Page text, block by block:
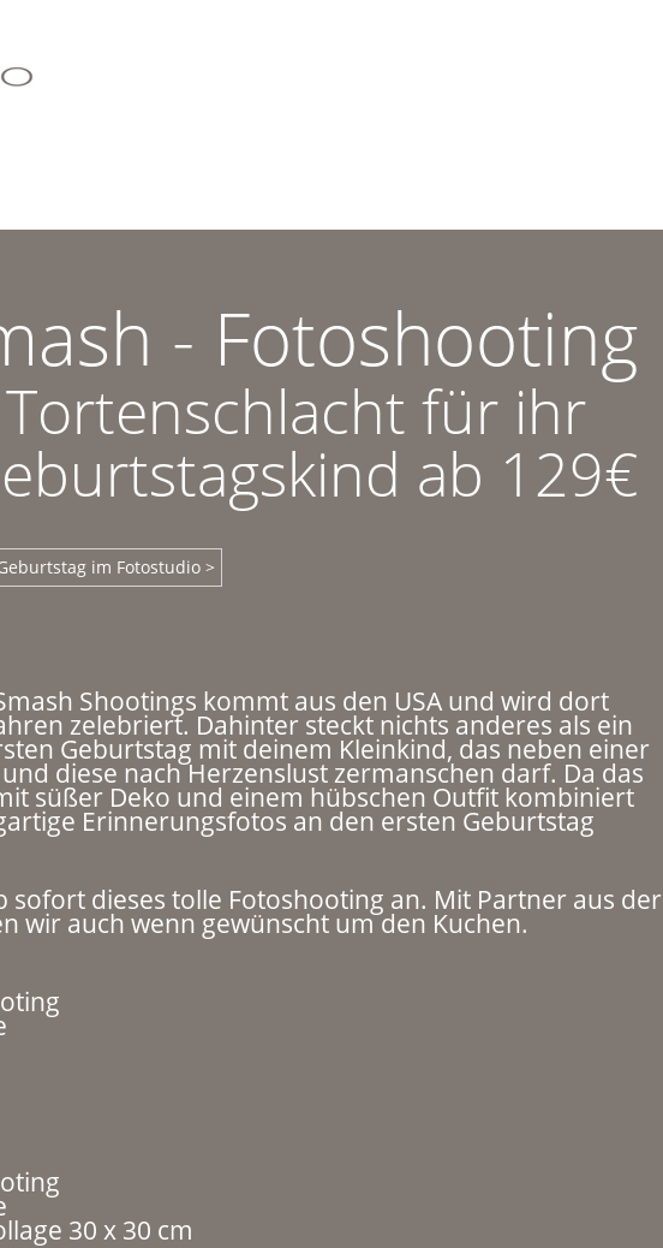
- Fotoshooting
für ihr
ab 129€
im Fotostudio >
Shootings kommt aus den USA und wird dort
zelebriert. Dahinter steckt nichts anderes als ein
Geburtstag mit deinem Kleinkind, das neben einer
diese nach Herzenslust zermanschen darf. Da das
süßer Deko und einem hübschen Outfit kombiniert
Erinnerungsfotos an den ersten Geburtstag
sofort dieses tolle Fotoshooting an. Mit Partner aus der
wir auch wenn gewünscht um den Kuchen.
30 x 30 cm